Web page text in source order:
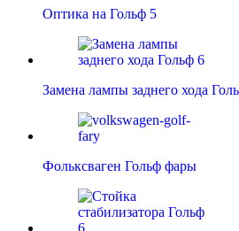
Оптика на Гольф 5
Замена лампы заднего хода
Фольксваген Гольф фары